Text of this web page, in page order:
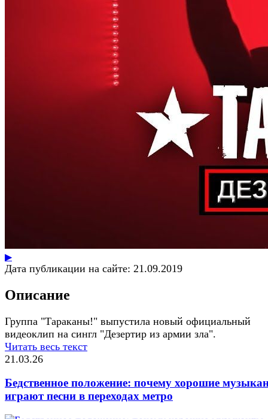
▶
Дата публикации на сайте: 21.09.2019
Описание
Группа "Тараканы!" выпустила новый официальный
видеоклип на сингл "Дезертир из армии зла".
Читать весь текст
21.03.26
Бедственное положение: почему хорошие
играют песни в переходах метро